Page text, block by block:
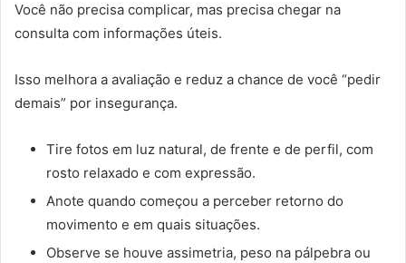
Você não precisa complicar, mas precisa chegar na
consulta com informações úteis.
Isso melhora a avaliação e reduz a chance de você “pedir
demais” por insegurança.
Tire fotos em luz natural, de frente e de perfil, com
rosto relaxado e com expressão.
Anote quando começou a perceber retorno do
movimento e em quais situações.
Observe se houve assimetria, peso na pálpebra ou